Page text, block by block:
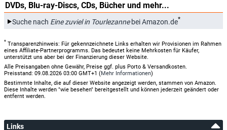
DVDs, Blu-ray-Discs, CDs, Bücher und mehr...
Suche nach Eine zuviel in Tourlezannebei Amazon.de*
* Transparenzhinweis: Für gekennzeichnete Links erhalten wir Provisionen im Rahmen
eines Affiliate-Partnerprogramms. Das bedeutet keine Mehrkosten für Käufer,
unterstützt uns aber bei der Finanzierung dieser Website.
Alle Preisangaben ohne Gewähr, Preise ggf. plus Porto & Versandkosten.
Preisstand: 09.08.2026 03:00 GMT+1 (Mehr Informationen)
Bestimmte Inhalte, die auf dieser Website angezeigt werden, stammen von Amazon.
Diese Inhalte werden "wie besehen" bereitgestellt und können jederzeit geändert oder
entfernt werden.
Links